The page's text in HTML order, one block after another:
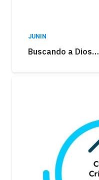
JUNIN
Buscando a Dios…